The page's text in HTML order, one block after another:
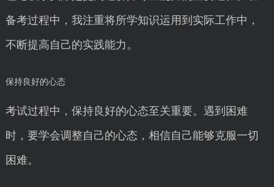
备考过程中，我注重将所学知识运用到实际工作中，
不断提高自己的实践能力。
保持良好的心态
考试过程中，保持良好的心态至关重要。遇到困难
时，要学会调整自己的心态，相信自己能够克服一切
困难。